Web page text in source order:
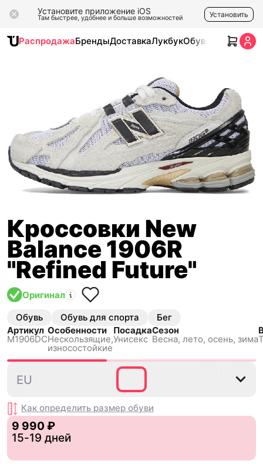
Установите приложение iOS
Там быстрее, удобнее и больше возможностей Установить
РаспродажаБрендыДоставкаЛукбукОбувь Одежда
Кроссовки New
Balance 1906R
"Refined Future"
Оригинал
Обувь Обувь для спорта
Бег
Артикул
M1906DC
Особенности
Нескользящиe,
износостойкие
Посадка
Унисекс
Сезон
Весна, лето, осень, зима
38.5
EU
Как определить размер обуви
9 990 ₽
15-19 дней